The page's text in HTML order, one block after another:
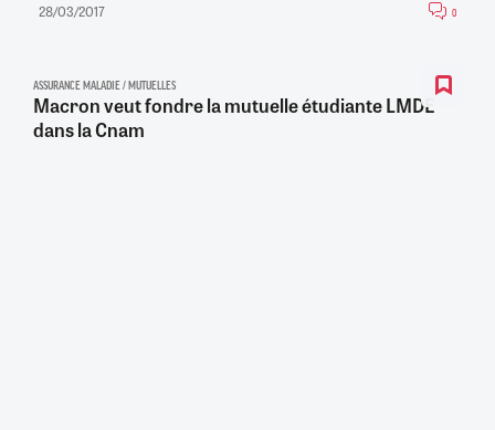
28/03/2017 0
ASSURANCE MALADIE / MUTUELLES
Macron veut fondre la mutuelle étudiante LMDE
dans la Cnam